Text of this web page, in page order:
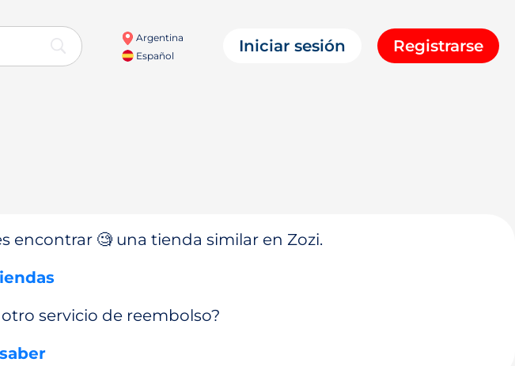
Argentina
Español
Iniciar sesión Registrarse
encontrar 🧐 una tienda similar en Zozi.
servicio de reembolso?